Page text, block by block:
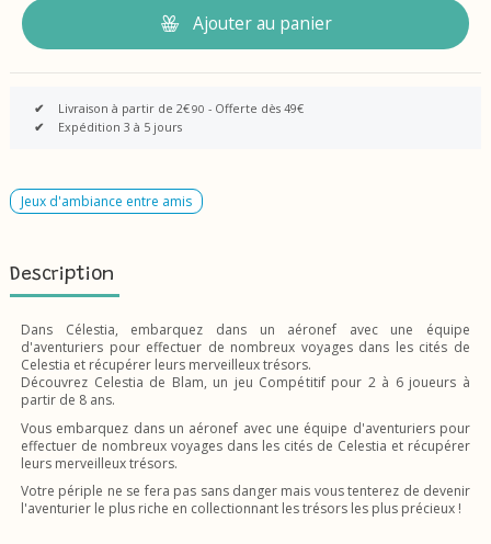
Ajouter au panier
✔ Livraison à partir de 2€90 - Offerte dès 49€
✔
Expédition 3 à 5 jours
Jeux d'ambiance entre amis
Description
Dans Célestia, embarquez dans un aéronef avec une équipe
d'aventuriers pour effectuer de nombreux voyages dans les cités de
Celestia et récupérer leurs merveilleux trésors.
Découvrez Celestia de Blam, un jeu Compétitif pour 2 à 6 joueurs à
partir de 8 ans.
Vous embarquez dans un aéronef avec une équipe d'aventuriers pour
effectuer de nombreux voyages dans les cités de Celestia et récupérer
leurs merveilleux trésors.
Votre périple ne se fera pas sans danger mais vous tenterez de devenir
l'aventurier le plus riche en collectionnant les trésors les plus précieux !